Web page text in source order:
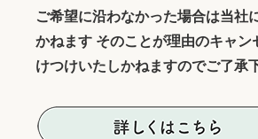
ご希望に沿わなかった場合は当社
かねます そのことが理由のキャン
けつけいたしかねますのでご了承